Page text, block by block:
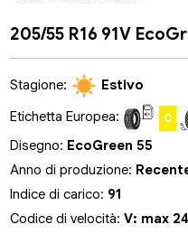
205/55 R16 91V
Stagione:
Estivo
Etichetta Europea:
C
Disegno: EcoGreen 55
Anno di produzione:
Indice di carico: 91
Codice di velocità:V: max